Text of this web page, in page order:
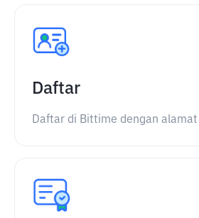
Daftar
Daftar di Bittime dengan